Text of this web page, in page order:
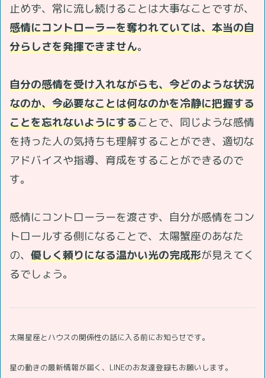
止めず、常に流し続けることは大事なことですが、
感情にコントローラーを奪われていては、本当の自
分らしさを発揮できません。
自分の感情を受け入れながらも、今どのような状況
なのか、今必要なことは何なのかを冷静に把握する
ことを忘れないようにすることで、同じような感情
を持った人の気持ちも理解することができ、適切な
アドバイスや指導、育成をすることができるので
す。
感情にコントローラーを渡さず、自分が感情をコン
トロールする側になることで、太陽蟹座のあなた
の、 優しく頼りになる温かい光の完成形が見えてく
るでしょう。
太陽星座とハウスの関係性の話に入る前にお知らせです。
星の動きの最新情報が届く、LINEのお友達登録もお願いします。